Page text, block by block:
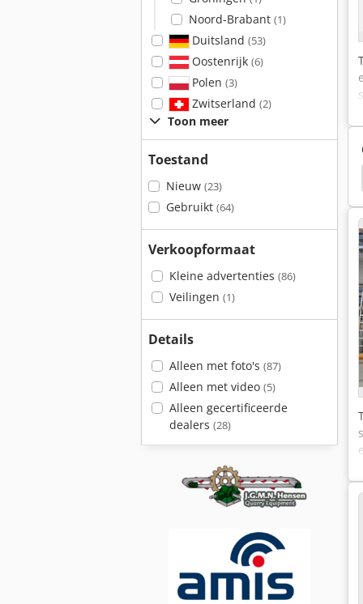
Noord-Brabant (1)
Duitsland (53)
Oostenrijk (6)
Polen (3)
Zwitserland (2)
Toon meer
Toestand
Nieuw (23)
Gebruikt (64)
Verkoopformaat
Kleine advertenties (86)
Veilingen (1)
Details
Alleen met foto's (87)
Alleen met video (5)
Alleen gecertificeerde
dealers (28)
Gevolgen Brekers